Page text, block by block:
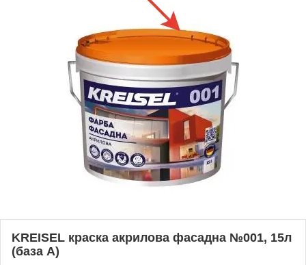
KREISEL краска акрилова фасадна №001, 15л
(база А)